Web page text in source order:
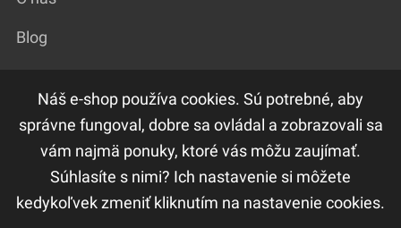
Blog
DÔLEŽITÉ ODKAZY
F.A.Q
Ochrana osobných údajov
Náš e-shop používa cookies. Sú potrebné, aby
správne fungoval, dobre sa ovládal a zobrazovali sa
vám najmä ponuky, ktoré vás môžu zaujímať.
Súhlasíte s nimi? Ich nastavenie si môžete
kedykoľvek zmeniť kliknutím na nastavenie cookies.